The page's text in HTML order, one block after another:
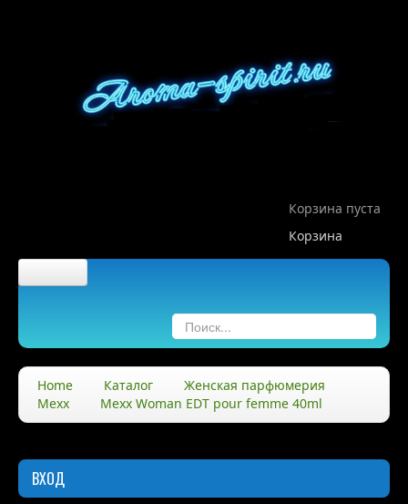
Корзина пуста
Корзина
О нас
Доставка
Home Каталог
Женская парфюмерия
Mexx
Mexx Woman EDT pour femme 40ml
ВХОД